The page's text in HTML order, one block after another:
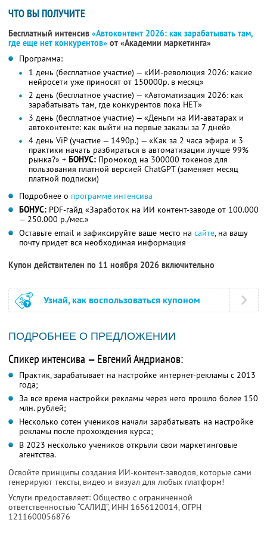
ЧТО ВЫ ПОЛУЧИТЕ
Бесплатный интенсив «Автоконтент 2026: как зарабатывать там,
где еще нет конкурентов» от «Академии маркетинга»
Программа:
1 день (бесплатное участие) — «ИИ-революция 2026: какие
нейросети уже приносят от 150000р. в месяц»
2 день (бесплатное участие) — «Автоматизация 2026: как
зарабатывать там, где конкурентов пока НЕТ»
3 день (бесплатное участие) — «Деньги на ИИ-аватарах и
автоконтенте: как выйти на первые заказы за 7 дней»
4 день ViP (участие — 1490р.) — «Как за 2 часа эфира и 3
практики начать разбираться в автоматизации лучше 99%
рынка?» + БОНУС: Промокод на 300000 токенов для
пользования платной версией ChatGPT (заменяет месяц
платной подписки)
Подробнее о программе интенсива
БОНУС: PDF-гайд «Заработок на ИИ контент-заводе от 100.000
— 250.000 р./мес.»
Оставьте email и зафиксируйте ваше место на сайте, на вашу
почту придет вся необходимая информация
Купон действителен по 11 ноября 2026 включительно
Узнай, как воспользоваться купоном
ПОДРОБНЕЕ О ПРЕДЛОЖЕНИИ
Спикер интенсива — Евгений Андрианов:
Практик, зарабатывает на настройке интернет-рекламы с 2013
года;
За все время настройки рекламы через него прошло более 150
млн. рублей;
Несколько сотен учеников начали зарабатывать на настройке
рекламы после прохождения курса;
В 2023 несколько учеников открыли свои маркетинговые
агентства.
Освойте принципы создания ИИ-контент-заводов, которые сами
генерируют тексты, видео и визуал для любых платформ!
Услуги предоставляет: Общество с ограниченной
ответственностью “САЛИД”, ИНН 1656120014, ОГРН
1211600056876